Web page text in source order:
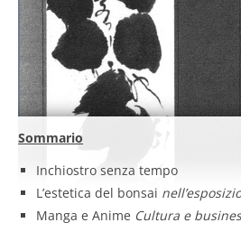
Sommario
Inchiostro senza tempo
L’estetica del bonsai
Manga e Anime Cultura e